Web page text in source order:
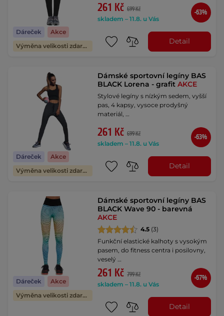
Dáreček
Akce
Výměna velikosti zdarma
261 Kč 699 Kč
skladem – 11.8. u Vás
-63%
Detail
Dáreček
Akce
Výměna velikosti zdarma
Dámské sportovní legíny BAS
BLACK Lorena - grafitAKCE
Stylové legíny s nízkým sedem, vyšší
pas, 4 kapsy, vysoce prodyšný
materiál, …
261 Kč 699 Kč
skladem – 11.8. u Vás
-63%
Detail
Dáreček
Akce
Výměna velikosti zdarma
Dámské sportovní legíny BAS
BLACK Wave 90 - barevná
AKCE
4.5 (3)
Funkční elastické kalhoty s vysokým
pasem, do fitness centra i posilovny,
veselý …
261 Kč 799 Kč
skladem – 11.8. u Vás
-67%
Detail